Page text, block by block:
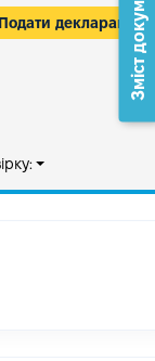
Подати декларацію
Зміст документа